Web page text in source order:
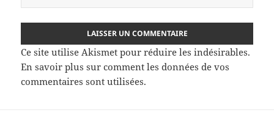
Ce site utilise Akismet pour réduire les indésirables.
En savoir plus sur comment les données de vos
commentaires sont utilisées.